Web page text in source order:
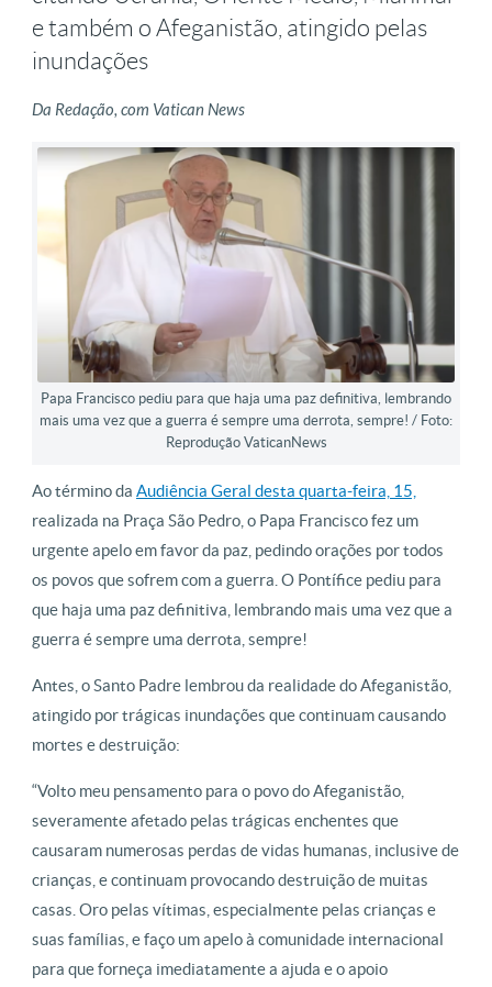
e também o Afeganistão, atingido pelas
inundações
Da Redação, com Vatican News
Papa Francisco pediu para que haja uma paz definitiva, lembrando
mais uma vez que a guerra é sempre uma derrota, sempre! / Foto:
Reprodução VaticanNews
Ao término da Audiência Geral desta quarta-feira, 15,
realizada na Praça São Pedro, o Papa Francisco fez um
urgente apelo em favor da paz, pedindo orações por todos
os povos que sofrem com a guerra. O Pontífice pediu para
que haja uma paz definitiva, lembrando mais uma vez que a
guerra é sempre uma derrota, sempre!
Antes, o Santo Padre lembrou da realidade do Afeganistão,
atingido por trágicas inundações que continuam causando
mortes e destruição:
“Volto meu pensamento para o povo do Afeganistão,
severamente afetado pelas trágicas enchentes que
causaram numerosas perdas de vidas humanas, inclusive de
crianças, e continuam provocando destruição de muitas
casas. Oro pelas vítimas, especialmente pelas crianças e
suas famílias, e faço um apelo à comunidade internacional
para que forneça imediatamente a ajuda e o apoio